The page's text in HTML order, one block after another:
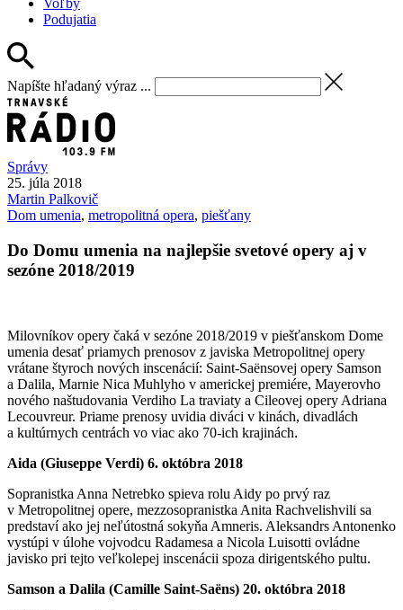
Podujatia
Napíšte hľadaný výraz ...
Správy
25. júla 2018
Martin Palkovič
Dom umenia, metropolitná opera, piešťany
Do Domu umenia na najlepšie svetové opery aj v
sezóne 2018/2019
Milovníkov opery čaká v sezóne 2018/2019 v piešťanskom Dome
umenia desať priamych prenosov z javiska Metropolitnej opery
vrátane štyroch nových inscenácií: Saint-Saënsovej opery Samson
a Dalila, Marnie Nica Muhlyho v americkej premiére, Mayerovho
nového naštudovania Verdiho La traviaty a Cileovej opery Adriana
Lecouvreur. Priame prenosy uvidia diváci v kinách, divadlách
a kultúrnych centrách vo viac ako 70-ich krajinách.
Aida (Giuseppe Verdi) 6. októbra 2018
Sopranistka Anna Netrebko spieva rolu Aidy po prvý raz
v Metropolitnej opere, mezzosopranistka Anita Rachvelishvili sa
predstaví ako jej neľútostná sokyňa Amneris. Aleksandrs Antonenko
vystúpi v úlohe vojvodcu Radamesa a Nicola Luisotti ovládne
javisko pri tejto veľkolepej inscenácii spoza dirigentského pultu.
Samson a Dalila (Camille Saint-Saëns) 20. októbra 2018